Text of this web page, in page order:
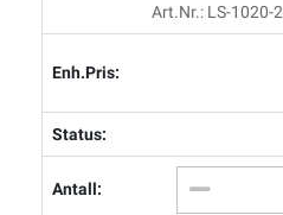
Art.nr.: LS-1020-2